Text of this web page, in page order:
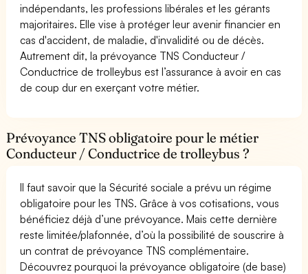
indépendants, les professions libérales et les gérants
majoritaires. Elle vise à protéger leur avenir financier en
cas d'accident, de maladie, d'invalidité ou de décès.
Autrement dit, la prévoyance TNS Conducteur /
Conductrice de trolleybus est l’assurance à avoir en cas
de coup dur en exerçant votre métier.
Prévoyance TNS obligatoire pour le métier
Conducteur / Conductrice de trolleybus ?
Il faut savoir que la Sécurité sociale a prévu un régime
obligatoire pour les TNS. Grâce à vos cotisations, vous
bénéficiez déjà d’une prévoyance. Mais cette dernière
reste limitée/plafonnée, d’où la possibilité de souscrire à
un contrat de prévoyance TNS complémentaire.
Découvrez pourquoi la prévoyance obligatoire (de base)